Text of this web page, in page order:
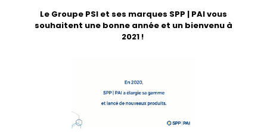
Le Groupe PSI et ses marques SPP | PAI vous
souhaitent une bonne année et un bienvenu à
2021 !